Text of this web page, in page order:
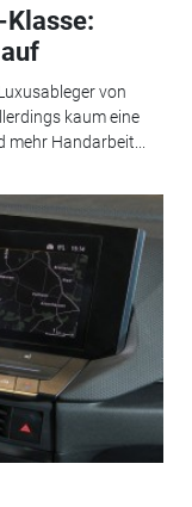
Klasse:
von
kaum eine
mehr Handarbeit...